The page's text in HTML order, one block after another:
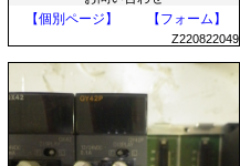
【個別ページ】
【フォーム】
Z220822049